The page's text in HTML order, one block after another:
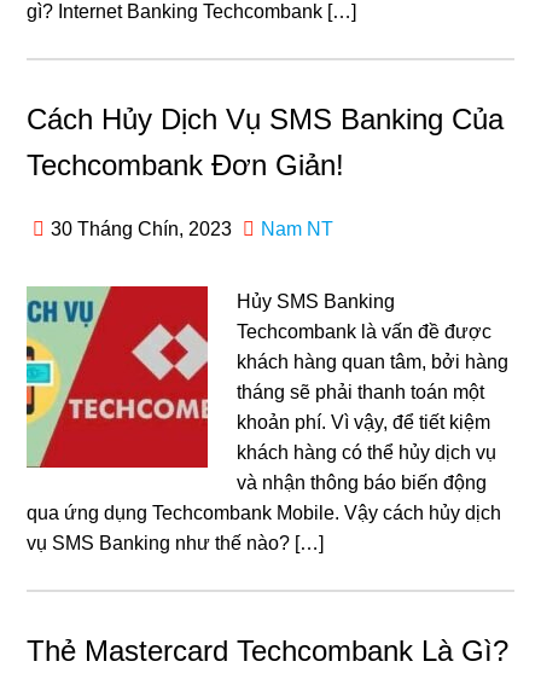
gì? Internet Banking Techcombank […]
Cách Hủy Dịch Vụ SMS Banking Của
Techcombank Đơn Giản!
30 Tháng Chín, 2023 Nam NT
Hủy SMS Banking
Techcombank là vấn đề được
khách hàng quan tâm, bởi hàng
tháng sẽ phải thanh toán một
khoản phí. Vì vậy, để tiết kiệm
khách hàng có thể hủy dịch vụ
và nhận thông báo biến động
qua ứng dụng Techcombank Mobile. Vậy cách hủy dịch
vụ SMS Banking như thế nào? […]
Thẻ Mastercard Techcombank Là Gì?